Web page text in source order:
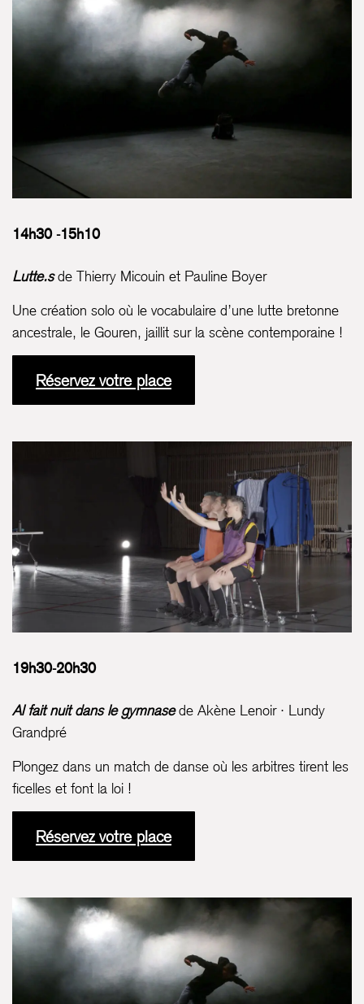
14h30 -15h10
Lutte.s de Thierry Micouin et Pauline Boyer
Une création solo où le vocabulaire d’une lutte bretonne
ancestrale, le Gouren, jaillit sur la scène contemporaine !
Réservez votre place
19h30-20h30
Al fait nuit dans le gymnasede Akène Lenoir · Lundy
Grandpré
Plongez dans un match de danse où les arbitres tirent les
ficelles et font la loi !
Réservez votre place